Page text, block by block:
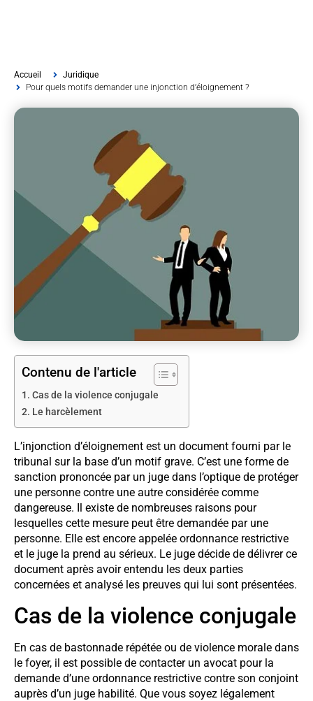
Accueil
Juridique
Pour quels motifs demander une injonction d’éloignement ?
Contenu de l'article
Cas de la violence conjugale
Le harcèlement
L’injonction d’éloignement est un document fourni par le
tribunal sur la base d’un motif grave. C’est une forme de
sanction prononcée par un juge dans l’optique de protéger
une personne contre une autre considérée comme
dangereuse. Il existe de nombreuses raisons pour
lesquelles cette mesure peut être demandée par une
personne. Elle est encore appelée ordonnance restrictive
et le juge la prend au sérieux. Le juge décide de délivrer ce
document après avoir entendu les deux parties
concernées et analysé les preuves qui lui sont présentées.
Cas de la violence conjugale
En cas de bastonnade répétée ou de violence morale dans
le foyer, il est possible de contacter un avocat pour la
demande d’une ordonnance restrictive contre son conjoint
auprès d’un juge habilité. Que vous soyez légalement